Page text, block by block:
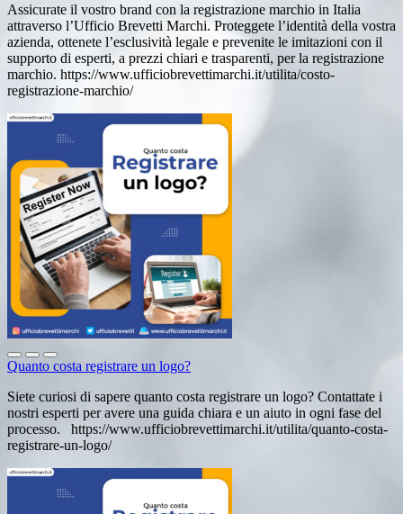
Assicurate il vostro brand con la registrazione marchio in Italia
attraverso l’Ufficio Brevetti Marchi. Proteggete l’identità della vostra
azienda, ottenete l’esclusività legale e prevenite le imitazioni con il
supporto di esperti, a prezzi chiari e trasparenti, per la registrazione
marchio. https://www.ufficiobrevettimarchi.it/utilita/costo-
registrazione-marchio/
Quanto costa registrare un logo?
Siete curiosi di sapere quanto costa registrare un logo? Contattate i
nostri esperti per avere una guida chiara e un aiuto in ogni fase del
processo. https://www.ufficiobrevettimarchi.it/utilita/quanto-costa-
registrare-un-logo/